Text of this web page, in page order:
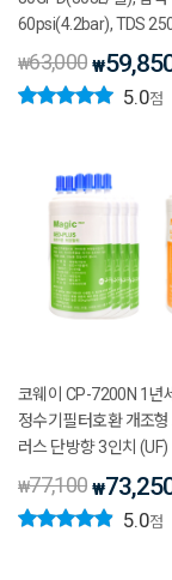
60psi(4.2bar), TDS
₩63,000 ₩
5.0점
코웨이 CP-7200N 1년
정수기필터호환 개조
러스 단방향 3인치 (UF)
₩77,100 ₩
5.0점